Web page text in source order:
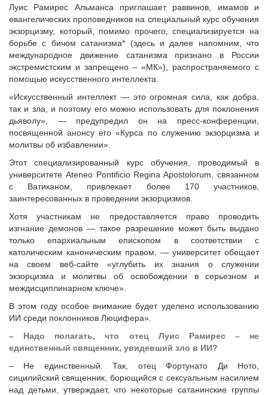
Луис Рамирес Альманса приглашает раввинов, имамов и
евангелических проповедников на специальный курс обучения
экзорцизму, который, помимо прочего, специализируется на
борьбе с бичом сатанизма* (здесь и далее напомним, что
международное движение сатанизма признано в России
экстремистским и запрещено – «МК»), распространяемого с
помощью искусственного интеллекта.
«Искусственный интеллект — это огромная сила, как добра,
так и зла, и поэтому его можно использовать для поклонения
дьяволу», — предупредил он на пресс-конференции,
посвященной анонсу его «Курса по служению экзорцизма и
молитвы об избавлении».
Этот специализированный курс обучения, проводимый в
университете Ateneo Pontificio Regina Apostolorum, связанном
с Ватиканом, привлекает более 170 участников,
заинтересованных в проведении экзорцизмов.
Хотя участникам не предоставляется право проводить
изгнание демонов — такое разрешение может быть выдано
только епархиальным епископом в соответствии с
католическим каноническим правом, — университет обещает
на своем веб-сайте «углубить их знания о служении
экзорцизма и молитвы об освобождении в серьезном и
междисциплинарном ключе».
В этом году особое внимание будет уделено использованию
ИИ среди поклонников Люцифера».
– Надо полагать, что отец Луис Рамирес – не
единственный священник, увидевший зло в ИИ?
– Не единственный. Так, отец Фортунато Ди Ното,
сицилийский священник, борющийся с сексуальным насилием
над детьми, утверждает, что некоторые сатанинские группы